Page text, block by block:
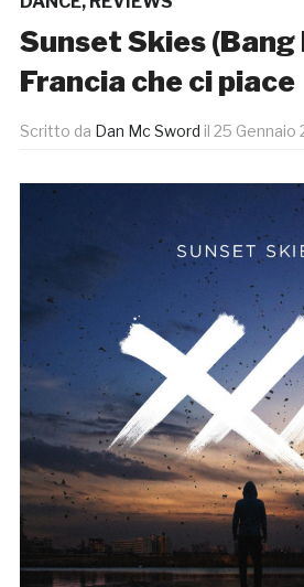
Sunset Skies (Bang
Francia che ci piace
Scritto da Dan Mc Sword il 25 Gennaio